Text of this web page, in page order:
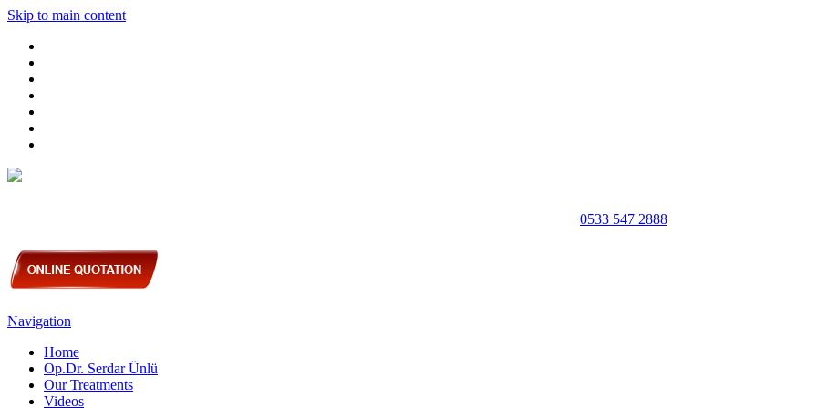
Skip to main content
0533 547 2888
Navigation
Home
Op.Dr. Serdar Ünlü
Our Treatments
Videos